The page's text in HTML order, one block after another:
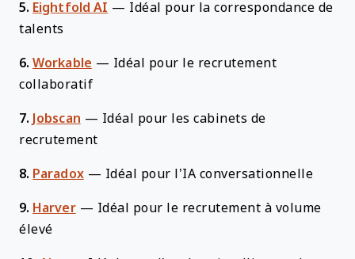
5. Eightfold AI — Idéal pour la correspondance de
talents
6. Workable — Idéal pour le recrutement
collaboratif
7. Jobscan — Idéal pour les cabinets de
recrutement
8. Paradox — Idéal pour l’IA conversationnelle
9. Harver — Idéal pour le recrutement à volume
élevé